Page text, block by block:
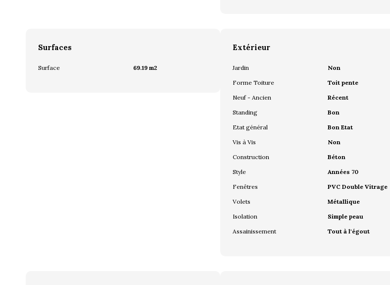
Surfaces
Surface 69.19 m2
Extérieur
Jardin
Non
Forme Toiture
Toit pente
Neuf - Ancien
Récent
Standing
Bon
Etat général
Bon Etat
Vis à Vis
Non
Construction
Béton
Style
Années 70
Fenêtres
PVC Double Vitrage
Volets
Métallique
Isolation
Simple peau
Assainissement
Tout à l'égout